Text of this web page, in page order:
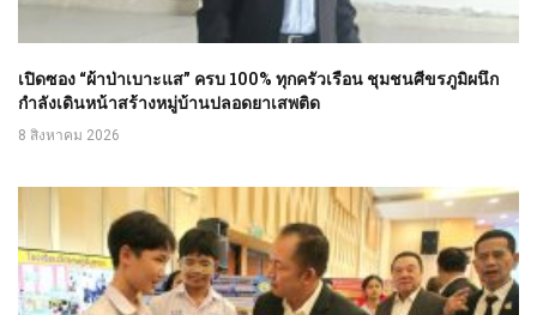
เปิดซอง “ผ้าป่าเบาะแส” ครบ 100% ทุกครัวเรือน ชุมชนศีขรภูมิผนึก
กำลังเดินหน้าสร้างหมู่บ้านปลอดยาเสพติด
8 สิงหาคม 2026